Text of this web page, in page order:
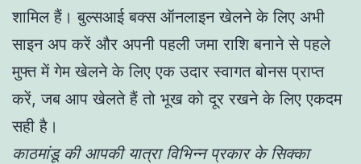
शामिल हैं। बुल्सआई बक्स ऑनलाइन खेलने के लिए अभी
साइन अप करें और अपनी पहली जमा राशि बनाने से पहले
मुफ्त में गेम खेलने के लिए एक उदार स्वागत बोनस प्राप्त
करें, जब आप खेलते हैं तो भूख को दूर रखने के लिए एकदम
सही है।
काठमांडू की आपकी यात्रा विभिन्न प्रकार के सिक्का